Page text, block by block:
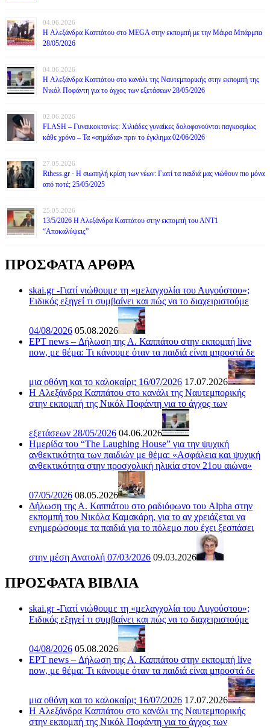
04.06.2026
H Αλεξάνδρα Καππάτου στο MEGA στην εκπομπή με την Μάιρα Mπάρμπα
28/05/2026
04.06.2026
H Αλεξάνδρα Καππάτου στο κανάλι της Ναυτεμπορικής στην εκπομπή της
Νικόλ Ποφάντη για το άγχος των εξετάσεων 28/05/2026
02.06.2026
FLASH – Γυναικοκτονίες: Χιλιάδες γυναίκες δολοφονούνται παγκοσμίως
κάθε χρόνο – Τα «σημάδια» πριν το έγκλημα 02/06/2026
27.05.2026
Rthess.gr · Η σιωπηλή κρίση των νέων: Γιατί τα παιδιά μας νιώθουν πιο μόνα
από ποτέ; 25/05/2025
25.05.2026
13/5/2026 Η Αλεξάνδρα Καππάτου στην εκπομπή του ΑΝΤ1
“Αποκαλύψεις”
ΠΡΟΣΦΑΤΑ ΑΡΘΡΑ
skai.gr -Γιατί νιώθουμε τη «μελαγχολία του Αυγούστου»;
Ειδικός εξηγεί τι συμβαίνει και πώς να το διαχειριστούμε
04/08/2026 05.08.2026
ΕΡΤ news – Δήλωση της Α. Καππάτου στην εκπομπή live
now, με θέμα: Τι κάνουμε όταν τα παιδιά είναι μπροστά δε
μια οθόνη και το καλοκαίρι; 16/07/2026 17.07.2026
H Αλεξάνδρα Καππάτου στο κανάλι της Ναυτεμπορικής
στην εκπομπή της Νικόλ Ποφάντη για το άγχος των
εξετάσεων 28/05/2026 04.06.2026
Ημερίδα του “The Laughing House” για την ψυχική
ανθεκτικότητα των παιδιών με θέμα: «Ασφάλεια και ψυχική
ανθεκτικότητα στην προσχολική ηλικία στον 21ου αιώνα»
07/05/2026 08.05.2026
Δήλωση της Α. Καππάτου στο ραδιόφωνο του Alpha στην
εκπομπή του Νικόλα Καμακάρη, για το αν χρειάζεται να
ενημερώσουμε τα παιδιά για το πόλεμο που έχει ξεσπάσει
στην μέση Ανατολή 07/03/2026 09.03.2026
ΠΡΟΣΦΑΤΑ ΒΙΒΛΙΑ
skai.gr -Γιατί νιώθουμε τη «μελαγχολία του Αυγούστου»;
Ειδικός εξηγεί τι συμβαίνει και πώς να το διαχειριστούμε
04/08/2026 05.08.2026
ΕΡΤ news – Δήλωση της Α. Καππάτου στην εκπομπή live
now, με θέμα: Τι κάνουμε όταν τα παιδιά είναι μπροστά δε
μια οθόνη και το καλοκαίρι; 16/07/2026 17.07.2026
H Αλεξάνδρα Καππάτου στο κανάλι της Ναυτεμπορικής
στην εκπομπή της Νικόλ Ποφάντη για το άγχος των